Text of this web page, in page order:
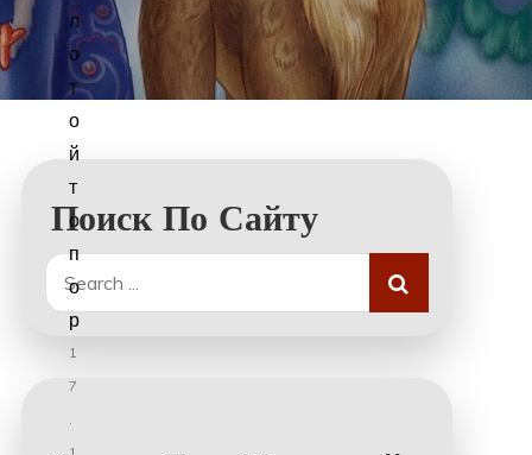
Поиск По Сайту
Search
for:
л
о
т
о
й
т
о
п
о
р
1
7
.